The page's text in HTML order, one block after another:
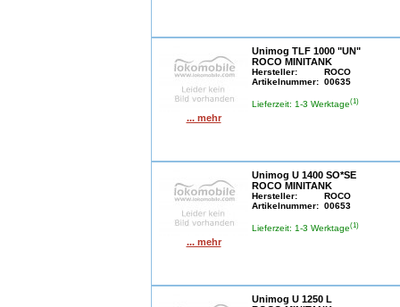
... mehr
Unimog TLF 1000 "UN"
ROCO MINITANK
Hersteller:
ROCO
Artikelnummer: 00635
Lieferzeit: 1-3 Werktage(1)
... mehr
Unimog U 1400 SO*SE
ROCO MINITANK
Hersteller:
ROCO
Artikelnummer: 00653
Lieferzeit: 1-3 Werktage(1)
Unimog U 1250 L